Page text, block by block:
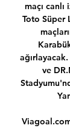
maçı
Toto Süper
ve